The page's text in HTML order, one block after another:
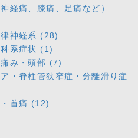
経痛、膝痛、足痛など）
律神経系 (28)
科系症状 (1)
痛み・頭部 (7)
・脊柱管狭窄症・分離滑り症
・首痛 (12)